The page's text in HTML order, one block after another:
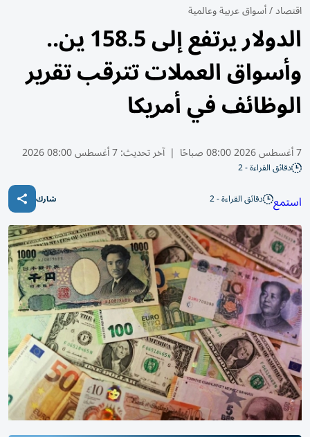
اقتصاد/أسواق عربية وعالمية
الدولار يرتفع إلى 158.5 ين..
وأسواق العملات تترقب تقرير
الوظائف في أمريكا
7 أغسطس 2026 08:00 صباحًا | آخر تحديث:7 أغسطس 08:00 2026
دقائق القراءة - 2
استمع دقائق القراءة - 2 شارك